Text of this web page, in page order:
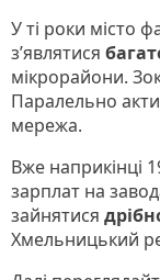
У ті роки місто
з’являтися
мікрорайони.
Паралельно
мережа.
Вже наприкінці
зарплат на
зайнятися
Хмельницький